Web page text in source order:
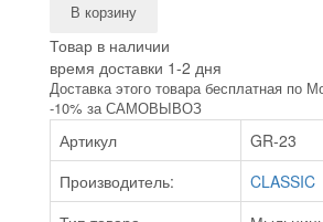
В корзину
Товар в наличии
время доставки 1-2 дня
Доставка этого товара бесплатная по
-10% за САМОВЫВОЗ
Артикул
GR-23
Производитель:
CLASSIC